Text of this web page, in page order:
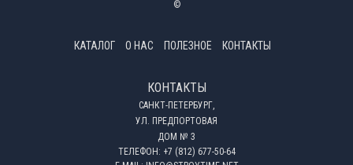
©
КАТАЛОГ О НАС ПОЛЕЗНОЕ КОНТАКТЫ
КОНТАКТЫ
САНКТ-ПЕТЕРБУРГ,
УЛ. ПРЕДПОРТОВАЯ
ДОМ № 3
ТЕЛЕФОН: +7 (812) 677-50-64